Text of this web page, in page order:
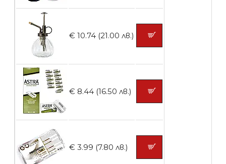
броя
Контейнери за сваляне на гел лак 5
броя
€ 10.74 (21.00 лв.)
€ 8.44 (16.50 лв.)
€ 3.99 (7.80 лв.)